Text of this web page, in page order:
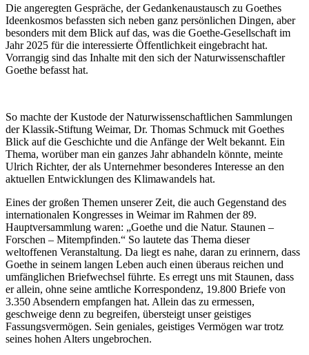
Die angeregten Gespräche, der Gedankenaustausch zu Goethes
Ideenkosmos befassten sich neben ganz persönlichen Dingen, aber
besonders mit dem Blick auf das, was die Goethe-Gesellschaft im
Jahr 2025 für die interessierte Öffentlichkeit eingebracht hat.
Vorrangig sind das Inhalte mit den sich der Naturwissenschaftler
Goethe befasst hat.
So machte der Kustode der Naturwissenschaftlichen Sammlungen
der Klassik-Stiftung Weimar, Dr. Thomas Schmuck mit Goethes
Blick auf die Geschichte und die Anfänge der Welt bekannt. Ein
Thema, worüber man ein ganzes Jahr abhandeln könnte, meinte
Ulrich Richter, der als Unternehmer besonderes Interesse an den
aktuellen Entwicklungen des Klimawandels hat.
Eines der großen Themen unserer Zeit, die auch Gegenstand des
internationalen Kongresses in Weimar im Rahmen der 89.
Hauptversammlung waren: „Goethe und die Natur. Staunen –
Forschen – Mitempfinden.“ So lautete das Thema dieser
weltoffenen Veranstaltung. Da liegt es nahe, daran zu erinnern, dass
Goethe in seinem langen Leben auch einen überaus reichen und
umfänglichen Briefwechsel führte. Es erregt uns mit Staunen, dass
er allein, ohne seine amtliche Korrespondenz, 19.800 Briefe von
3.350 Absendern empfangen hat. Allein das zu ermessen,
geschweige denn zu begreifen, übersteigt unser geistiges
Fassungsvermögen. Sein geniales, geistiges Vermögen war trotz
seines hohen Alters ungebrochen.